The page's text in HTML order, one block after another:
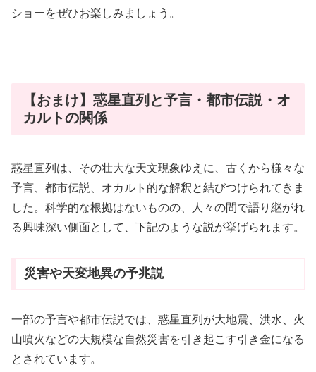
ショーをぜひお楽しみましょう。
【おまけ】惑星直列と予言・都市伝説・オ
カルトの関係
惑星直列は、その壮大な天文現象ゆえに、古くから様々な
予言、都市伝説、オカルト的な解釈と結びつけられてきま
した。科学的な根拠はないものの、人々の間で語り継がれ
る興味深い側面として、下記のような説が挙げられます。
災害や天変地異の予兆説
一部の予言や都市伝説では、惑星直列が大地震、洪水、火
山噴火などの大規模な自然災害を引き起こす引き金になる
とされています。